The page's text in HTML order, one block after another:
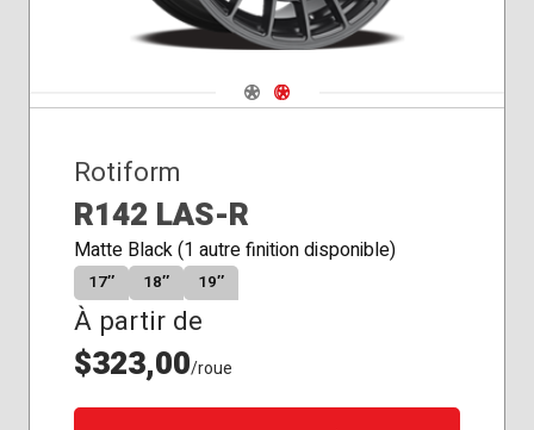
Navigate 1
Navigate 2
Rotiform
R142 LAS-R
Matte Black (1 autre finition disponible)
17″ 18″ 19″
À partir de
$323,00/roue